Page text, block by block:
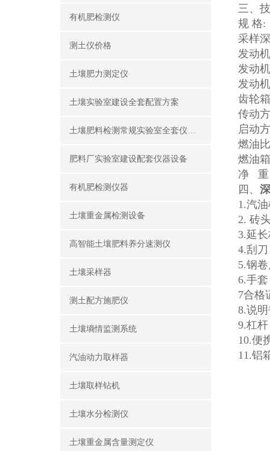
有机肥检测仪
测土仪价格
土壤肥力测定仪
土壤实验室建设全套配置方案
土壤肥料检测常规实验室全套仪器设备
肥料厂实验室建设配套仪器设备
有机肥检测仪器
土壤重金属检测设备
高智能土壤肥料养分速测仪
土壤采样器
测土配方施肥仪
土壤墒情监测系统
汽油动力取样器
土壤取样钻机
土壤水分检测仪
土壤重金属含量测定仪
三、
规 格:
采样
发动
发动
发动
齿轮
传动
启动
燃油
燃油
净 重
四、
1.汽
2. 砖
3.延
4.
5.
6.
7
8.
9.杠